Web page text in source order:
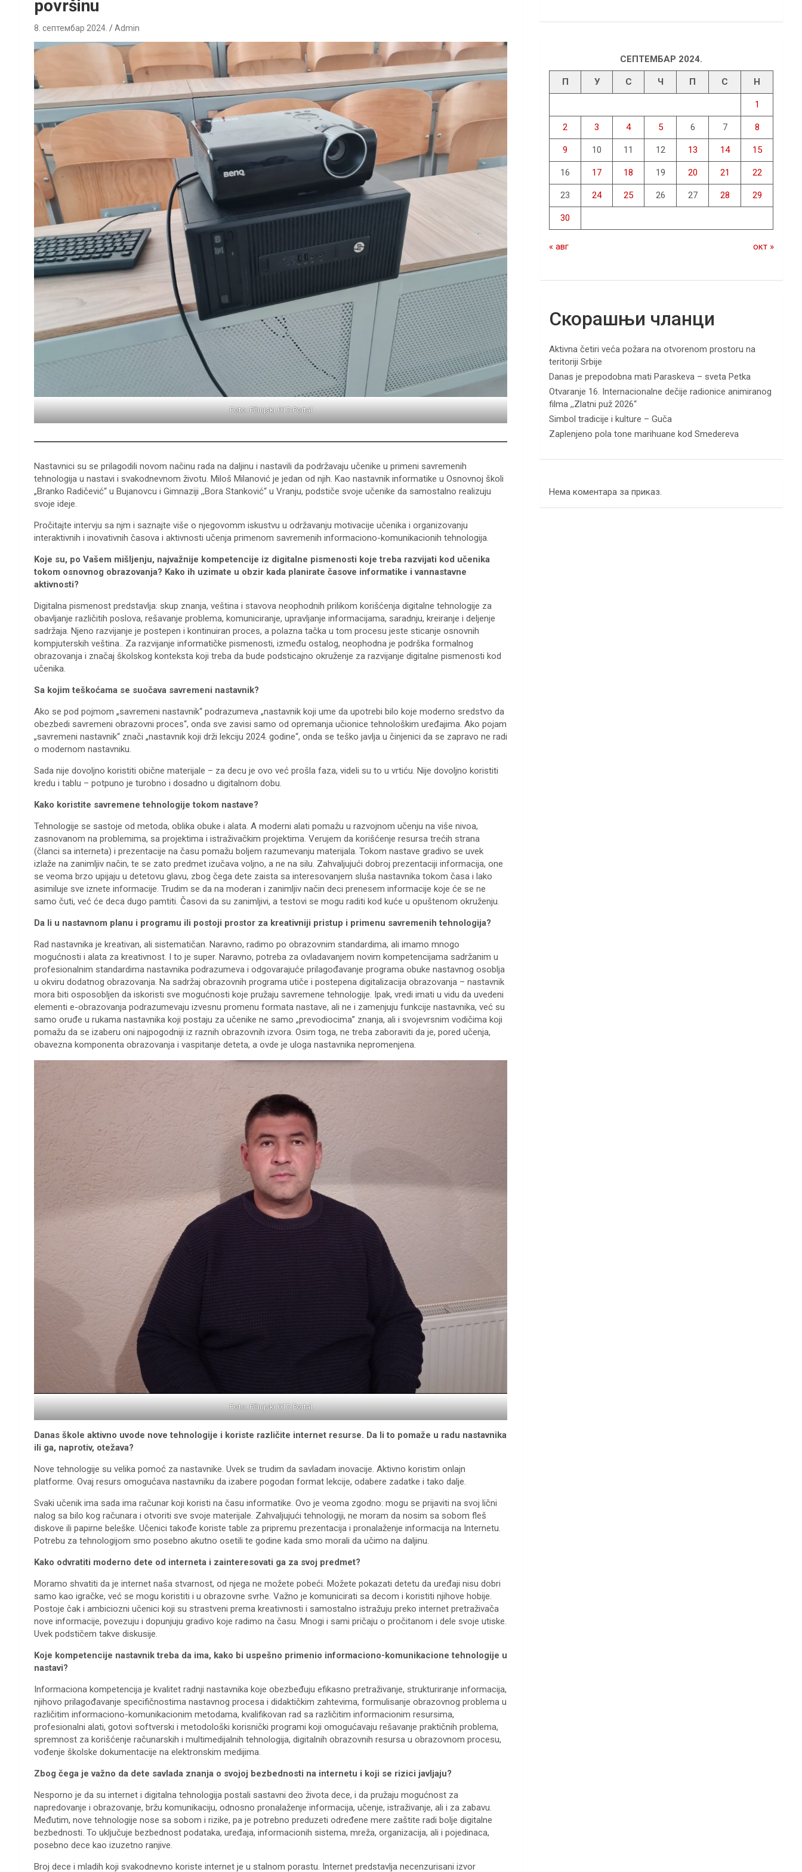
površinu
8. септембар 2024. Admin
Foto: Pčinjski 017-Portal
Nastavnici su se prilagodili novom načinu rada na daljinu i nastavili da podržavaju učenike u primeni savremenih
tehnologija u nastavi i svakodnevnom životu. Miloš Milanović je jedan od njih. Kao nastavnik informatike u Osnovnoj školi
„Branko Radičević“ u Bujanovcu i Gimnaziji ,,Bora Stanković“ u Vranju, podstiče svoje učenike da samostalno realizuju
svoje ideje.
Pročitajte intervju sa njm i saznajte više o njegovomm iskustvu u održavanju motivacije učenika i organizovanju
interaktivnih i inovativnih časova i aktivnosti učenja primenom savremenih informaciono-komunikacionih tehnologija.
Koje su, po Vašem mišljenju, najvažnije kompetencije iz digitalne pismenosti koje treba razvijati kod učenika
tokom osnovnog obrazovanja? Kako ih uzimate u obzir kada planirate časove informatike i vannastavne
aktivnosti?
Digitalna pismenost predstavlja: skup znanja, veština i stavova neophodnih prilikom korišćenja digitalne tehnologije za
obavljanje različitih poslova, rešavanje problema, komuniciranje, upravljanje informacijama, saradnju, kreiranje i deljenje
sadržaja. Njeno razvijanje je postepen i kontinuiran proces, a polazna tačka u tom procesu jeste sticanje osnovnih
kompjuterskih veština.. Za razvijanje informatičke pismenosti, između ostalog, neophodna je podrška formalnog
obrazovanja i značaj školskog konteksta koji treba da bude podsticajno okruženje za razvijanje digitalne pismenosti kod
učenika.
Sa kojim teškoćama se suočava savremeni nastavnik?
Ako se pod pojmom „savremeni nastavnik“ podrazumeva „nastavnik koji ume da upotrebi bilo koje moderno sredstvo da
obezbedi savremeni obrazovni proces“, onda sve zavisi samo od opremanja učionice tehnološkim uređajima. Ako pojam
„savremeni nastavnik“ znači „nastavnik koji drži lekciju 2024. godine“, onda se teško javlja u činjenici da se zapravo ne radi
o modernom nastavniku.
Sada nije dovoljno koristiti obične materijale – za decu je ovo već prošla faza, videli su to u vrtiću. Nije dovoljno koristiti
kredu i tablu – potpuno je turobno i dosadno u digitalnom dobu.
Kako koristite savremene tehnologije tokom nastave?
Tehnologije se sastoje od metoda, oblika obuke i alata. A moderni alati pomažu u razvojnom učenju na više nivoa,
zasnovanom na problemima, sa projektima i istraživačkim projektima. Verujem da korišćenje resursa trećih strana
(članci sa interneta) i prezentacije na času pomažu boljem razumevanju materijala. Tokom nastave gradivo se uvek
izlaže na zanimljiv način, te se zato predmet izučava voljno, a ne na silu. Zahvaljujući dobroj prezentaciji informacija, one
se veoma brzo upijaju u detetovu glavu, zbog čega dete zaista sa interesovanjem sluša nastavnika tokom časa i lako
asimiluje sve iznete informacije. Trudim se da na moderan i zanimljiv način deci prenesem informacije koje će se ne
samo čuti, već će deca dugo pamtiti. Časovi da su zanimljivi, a testovi se mogu raditi kod kuće u opuštenom okruženju.
Da li u nastavnom planu i programu ili postoji prostor za kreativniji pristup i primenu savremenih tehnologija?
Rad nastavnika je kreativan, ali sistematičan. Naravno, radimo po obrazovnim standardima, ali imamo mnogo
mogućnosti i alata za kreativnost. I to je super. Naravno, potreba za ovladavanjem novim kompetencijama sadržanim u
profesionalnim standardima nastavnika podrazumeva i odgovarajuće prilagođavanje programa obuke nastavnog osoblja
u okviru dodatnog obrazovanja. Na sadržaj obrazovnih programa utiče i postepena digitalizacija obrazovanja – nastavnik
mora biti osposobljen da iskoristi sve mogućnosti koje pružaju savremene tehnologije. Ipak, vredi imati u vidu da uvedeni
elementi e-obrazovanja podrazumevaju izvesnu promenu formata nastave, ali ne i zamenjuju funkcije nastavnika, već su
samo oruđe u rukama nastavnika koji postaju za učenike ne samo „prevodiocima” znanja, ali i svojevrsnim vodičima koji
pomažu da se izaberu oni najpogodniji iz raznih obrazovnih izvora. Osim toga, ne treba zaboraviti da je, pored učenja,
obavezna komponenta obrazovanja i vaspitanje deteta, a ovde je uloga nastavnika nepromenjena.
Foto: Pčinjski 017-Portal
Danas škole aktivno uvode nove tehnologije i koriste različite internet resurse. Da li to pomaže u radu nastavnika
ili ga, naprotiv, otežava?
Nove tehnologije su velika pomoć za nastavnike. Uvek se trudim da savladam inovacije. Aktivno koristim onlajn
platforme. Ovaj resurs omogućava nastavniku da izabere pogodan format lekcije, odabere zadatke i tako dalje.
Svaki učenik ima sada ima računar koji koristi na času informatike. Ovo je veoma zgodno: mogu se prijaviti na svoj lični
nalog sa bilo kog računara i otvoriti sve svoje materijale. Zahvaljujući tehnologiji, ne moram da nosim sa sobom fleš
diskove ili papirne beleške. Učenici takođe koriste table za pripremu prezentacija i pronalaženje informacija na Internetu.
Potrebu za tehnologijom smo posebno akutno osetili te godine kada smo morali da učimo na daljinu.
Kako odvratiti moderno dete od interneta i zainteresovati ga za svoj predmet?
Moramo shvatiti da je internet naša stvarnost, od njega ne možete pobeći. Možete pokazati detetu da uređaji nisu dobri
samo kao igračke, već se mogu koristiti i u obrazovne svrhe. Važno je komunicirati sa decom i koristiti njihove hobije.
Postoje čak i ambiciozni učenici koji su strastveni prema kreativnosti i samostalno istražuju preko internet pretraživača
nove informacije, povezuju i dopunjuju gradivo koje radimo na času. Mnogi i sami pričaju o pročitanom i dele svoje utiske.
Uvek podstičem takve diskusije.
Koje kompetencije nastavnik treba da ima, kako bi uspešno primenio informaciono-komunikacione tehnologije u
nastavi?
Informaciona kompetencija je kvalitet radnji nastavnika koje obezbeđuju efikasno pretraživanje, strukturiranje informacija,
njihovo prilagođavanje specifičnostima nastavnog procesa i didaktičkim zahtevima, formulisanje obrazovnog problema u
različitim informaciono-komunikacionim metodama, kvalifikovan rad sa različitim informacionim resursima,
profesionalni alati, gotovi softverski i metodološki korisnički programi koji omogućavaju rešavanje praktičnih problema,
spremnost za korišćenje računarskih i multimedijalnih tehnologija, digitalnih obrazovnih resursa u obrazovnom procesu,
vođenje školske dokumentacije na elektronskim medijima.
Zbog čega je važno da dete savlada znanja o svojoj bezbednosti na internetu i koji se rizici javljaju?
Nesporno je da su internet i digitalna tehnologija postali sastavni deo života dece, i da pružaju mogućnost za
napredovanje i obrazovanje, bržu komunikaciju, odnosno pronalaženje informacija, učenje, istraživanje, ali i za zabavu.
Međutim, nove tehnologije nose sa sobom i rizike, pa je potrebno preduzeti određene mere zaštite radi bolje digitalne
bezbednosti. To uključuje bezbednost podataka, uređaja, informacionih sistema, mreža, organizacija, ali i pojedinaca,
posebno dece kao izuzetno ranjive.
Broj dece i mladih koji svakodnevno koriste internet je u stalnom porastu. Internet predstavlja necenzurisani izvor
СЕПТЕМБАР 2024.
П У С Ч П С Н
1
2 3 4 5 6 7 8
9 10 11 12 13 14 15
16 17 18 19 20 21 22
23 24 25 26 27 28 29
30
« авг окт »
Скорашњи чланци
Aktivna četiri veća požara na otvorenom prostoru na
teritoriji Srbije
Danas je prepodobna mati Paraskeva – sveta Petka
Otvaranje 16. Internacionalne dečije radionice animiranog
filma ,,Zlatni puž 2026“
Simbol tradicije i kulture – Guča
Zaplenjeno pola tone marihuane kod Smedereva
Нема коментара за приказ.